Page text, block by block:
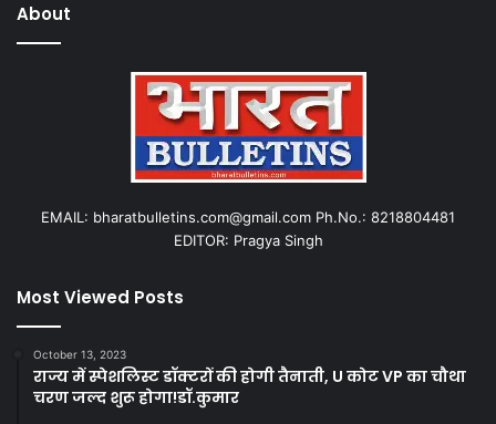
About
EMAIL: bharatbulletins.com@gmail.com Ph.No.: 8218804481
EDITOR: Pragya Singh
Most Viewed Posts
October 13, 2023
राज्य में स्पेशलिस्ट डॉक्टरों की होगी तैनाती, U कोट VP का चौथा
चरण जल्द शुरू होगा!डॉ.कुमार